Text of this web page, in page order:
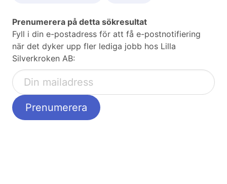
Prenumerera på detta sökresultat
Fyll i din e-postadress för att få e-postnotifiering
när det dyker upp fler lediga jobb hos Lilla
Silverkroken AB: